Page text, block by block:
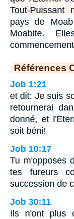
Tout-Puissant
pays de
Moabite.
Références
Job 1:21
et dit: Je suis
retournerai
donné, et
soit béni!
Job 10:17
Tu m'opposes
tes fureurs
succession de
Job 30:11
Ils n'ont plus